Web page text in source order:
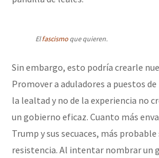
Elfascismo que quieren.
Sin embargo, esto podría crearle
Promover a aduladores a puestos
la lealtad y no de la experiencia no
un gobierno eficaz. Cuanto más
Trump y sus secuaces, más
resistencia. Al intentar nombrar un